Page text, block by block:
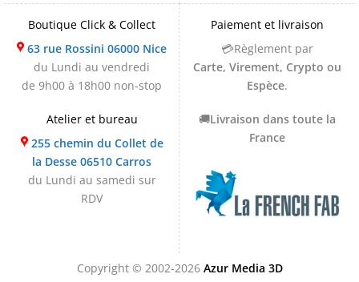
Boutique Click & Collect
63 rue Rossini 06000 Nice
du Lundi au vendredi
de 9h00 à 18h00 non-stop
Atelier et bureau
255 chemin du Collet de
la Desse 06510 Carros
du Lundi au samedi sur
RDV
Paiement et livraison
💳Règlement par
Carte, Virement, Crypto ou
Espèce.
🚚Livraison dans toute la
France
Copyright © 2002-2026 Azur Media 3D